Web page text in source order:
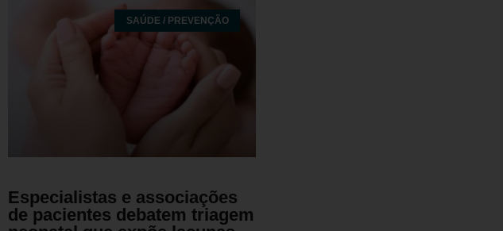
SAÚDE / PREVENÇÃO
Especialistas e associações
de pacientes debatem triagem